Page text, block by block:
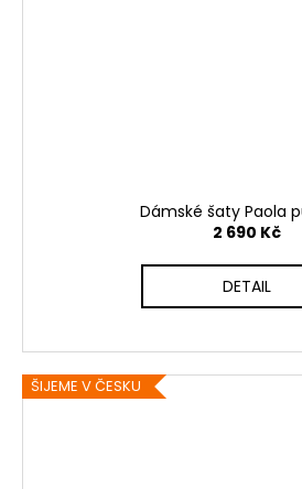
Dámské šaty Paola
2 690 Kč
DETAIL
ŠIJEME V ČESKU